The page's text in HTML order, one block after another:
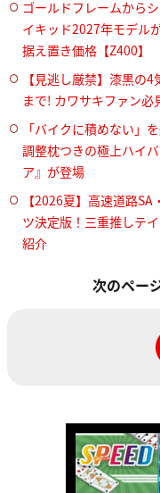
ゴールドフレームから
イキッド2027年モデル
据え置き価格【Z400】
【見逃し厳禁】漆黒の
まで! カワサキファン必
「バイクに積めない」
調整枕つきの極上ハイ
ア』が登場
【2026夏】高速道路
ツ決定版！三重推しテ
紹介
次のペー